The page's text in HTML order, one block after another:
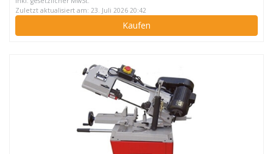
Zuletzt aktualisiert am: 23. Juli 2026 20:42
Kaufen